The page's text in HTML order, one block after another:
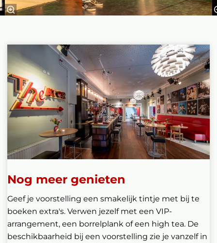
Nog meer genieten
Geef je voorstelling een smakelijk tintje met bij te
boeken extra's. Verwen jezelf met een VIP-
arrangement, een borrelplank of een high tea. De
beschikbaarheid bij een voorstelling zie je vanzelf in